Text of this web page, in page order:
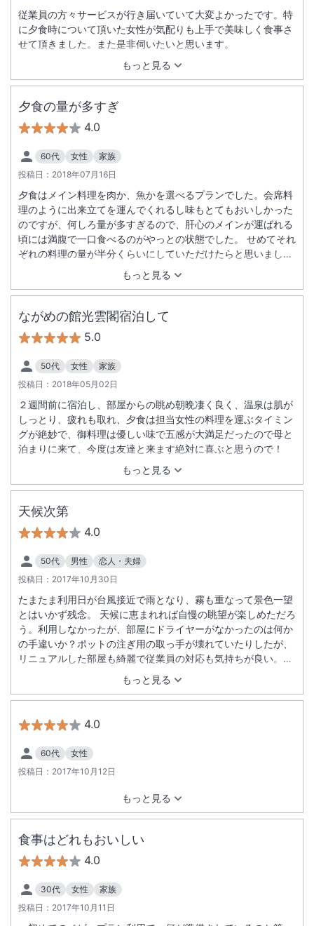
もっと見る
従業員の方々サービスが行き届いていて大変よかったです。特
に夕食時について頂いた女性が気配りも上手で美味しく食事さ
せて頂きました。また是非伺いたいと思います。
夕食の量が多すぎ
4.0
60代 女性
家族
投稿日： 2018年07月16日
もっと見る
夕食はメイン料理を肉か、魚かを選べるプランでした。会席料
理のように出来立てを運んでくれるし味もとてもおいしかった
のですが、何しろ量が多すぎるので、肝心のメインが運ばれる
頃には満腹で一口食べるのがやっとの状態でした。 せめてそれ
ぞれの料理の量が半分くらいにしていただけたらと思いまし
た。連休のため満室だったので、飲み物が出て来るのに、時間
がかかりすぎました。風呂はいつも混雑しないで、利用できま
した。部屋もグレードアップされていましたが、ベッドサイド
に明かりがなかったので読書しにくかったです。風呂にシャワ
ーキャプがなくて困りました。部屋にありました。他はすべて
満足でした。エレベーターもたくさんあるので待たずに利用で
きました。スタッフも皆笑顔でした。
ながめの館光雲閣宿泊して
5.0
50代 女性
家族
投稿日： 2018年05月02日
もっと見る
２週間前に宿泊し、部屋からの眺め朝晩凄く良く、温泉は肌が
しっとり、疲れも取れ、夕食は担当女性の料理を運ぶタイミン
グが絶妙で、御料理は優しい味で五感が大満足だったので母と
泊まりに来て、今度は友達と来ます絶対に喜ぶと思うので！
天候次第
4.0
50代 男性
恋人・夫婦
投稿日： 2017年10月30日
もっと見る
たまたま利用日が台風接近で雨となり、霧も重なって景色一望
とはいかず残念。 天候に恵まれれば自慢の眺望が楽しめただろ
う。利用しなかったが、部屋にドライヤーがなかったのは何か
の手違いか？ポットの注ぎ用の取っ手が壊れていたりしたが、
リニュアルした部屋も綺麗で従業員の対応も気持ちが良い。日
の長い時期にリベンジしゆっくり景色を楽しみたいと思う。
4.0
60代
女性
投稿日： 2017年10月12日
もっと見る
食事はどれもおいしい
4.0
30代 女性
家族
投稿日： 2017年10月11日